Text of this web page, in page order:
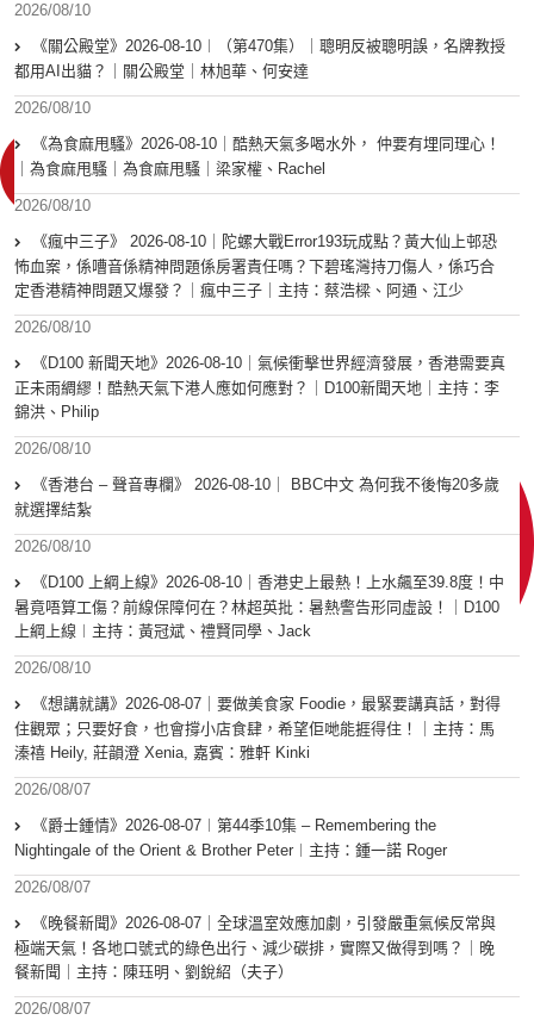
2026/08/10
《關公殿堂》2026-08-10︱（第470集）｜聰明反被聰明誤，名牌教授
都用AI出貓？｜關公殿堂｜林旭華、何安達
2026/08/10
《為食麻甩騷》2026-08-10｜酷熱天氣多喝水外， 仲要有埋同理心！
｜為食麻甩騷｜為食麻甩騷｜梁家權、Rachel
2026/08/10
《瘋中三子》 2026-08-10｜陀螺大戰Error193玩成點？黃大仙上邨恐
怖血案，係嘈音係精神問題係房署責任嗎？下碧瑤灣持刀傷人，係巧合
定香港精神問題又爆發？｜瘋中三子｜主持：蔡浩樑、阿通、江少
2026/08/10
《D100 新聞天地》2026-08-10｜氣候衝擊世界經濟發展，香港需要真
正未雨綢繆！酷熱天氣下港人應如何應對？｜D100新聞天地｜主持：李
錦洪、Philip
2026/08/10
《香港台 – 聲音專欄》 2026-08-10｜ BBC中文 為何我不後悔20多歲
就選擇結紮
2026/08/10
《D100 上綱上線》2026-08-10｜香港史上最熱！上水飆至39.8度！中
暑竟唔算工傷？前線保障何在？林超英批：暑熱警告形同虛設！｜D100
上綱上線︱主持：黃冠斌、禮賢同學、Jack
2026/08/10
《想講就講》2026-08-07｜要做美食家 Foodie，最緊要講真話，對得
住觀眾；只要好食，也會撐小店食肆，希望佢哋能捱得住！｜主持：馬
溱禧 Heily, 莊韻澄 Xenia, 嘉賓：雅軒 Kinki
2026/08/07
《爵士鍾情》2026-08-07︱第44季10集 – Remembering the
Nightingale of the Orient & Brother Peter︱主持：鍾一諾 Roger
2026/08/07
《晚餐新聞》2026-08-07｜全球溫室效應加劇，引發嚴重氣候反常與
極端天氣！各地口號式的綠色出行、減少碳排，實際又做得到嗎？｜晚
餐新聞｜主持：陳珏明、劉銳紹（夫子）
2026/08/07